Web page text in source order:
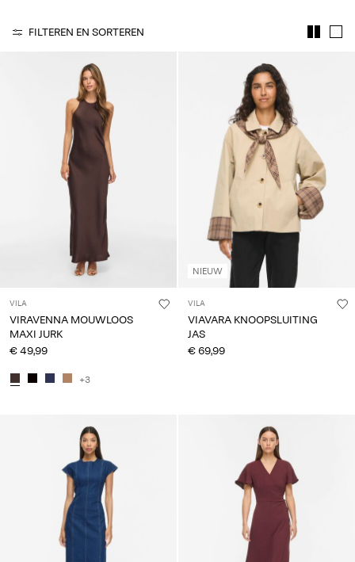
vragen?
Nederland
Nederlands
FILTEREN EN SORTEREN
VILA
VIRAVENNA MOUWLOOS
MAXI JURK
€ 49,99
+3
NIEUW
VILA
VIAVARA KNOOPSLUITING
JAS
€ 69,99